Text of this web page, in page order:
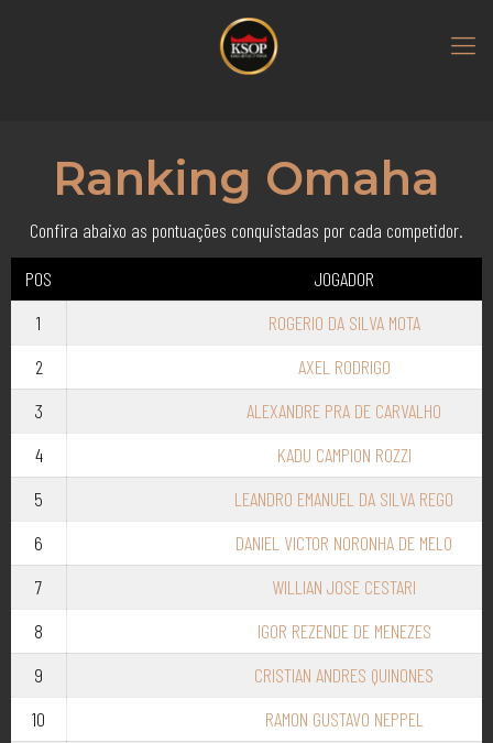
Ranking Omaha
Confira abaixo as pontuações conquistadas por cada competidor.
POS
JOGADOR
1
ROGERIO DA SILVA MOTA
2
AXEL RODRIGO
3
ALEXANDRE PRA DE CARVALHO
4
KADU CAMPION ROZZI
5
LEANDRO EMANUEL DA SILVA REGO
6
DANIEL VICTOR NORONHA DE MELO
7
WILLIAN JOSE CESTARI
8
IGOR REZENDE DE MENEZES
9
CRISTIAN ANDRES QUINONES
10
RAMON GUSTAVO NEPPEL